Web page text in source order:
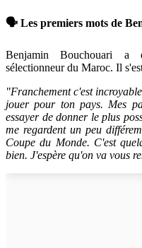
🗣 Les premiers mots de
Benjamin Bouchouari a
sélectionneur du Maroc. Il
"Franchement c'est
jouer pour ton pays. Mes
essayer de donner le plus
me regardent un peu
Coupe du Monde. C'est
bien. J'espère qu'on va vous